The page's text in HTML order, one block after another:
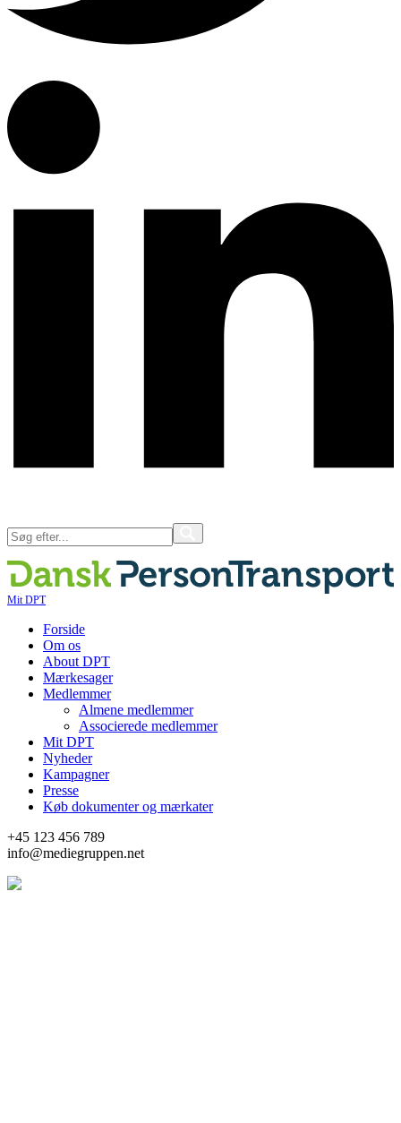
Mit DPT
Forside
Om os
About DPT
Mærkesager
Medlemmer
Almene medlemmer
Associerede medlemmer
Mit DPT
Nyheder
Kampagner
Presse
Køb dokumenter og mærkater
+45 123 456 789
info@mediegruppen.net